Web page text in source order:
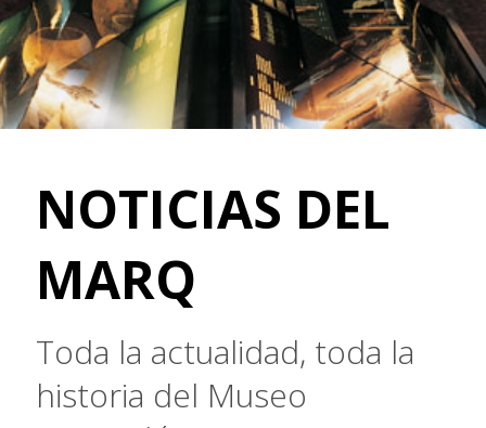
NOTICIAS DEL
MARQ
Toda la actualidad, toda la
historia del Museo